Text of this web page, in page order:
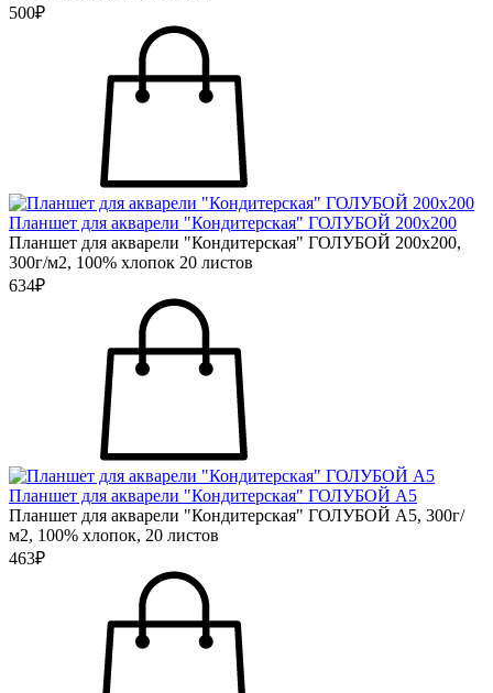
500₽
Планшет для акварели "Кондитерская" ГОЛУБОЙ 200х200
Планшет для акварели "Кондитерская" ГОЛУБОЙ 200х200,
300г/м2, 100% хлопок 20 листов
634₽
Планшет для акварели "Кондитерская" ГОЛУБОЙ А5
Планшет для акварели "Кондитерская" ГОЛУБОЙ А5, 300г/
м2, 100% хлопок, 20 листов
463₽